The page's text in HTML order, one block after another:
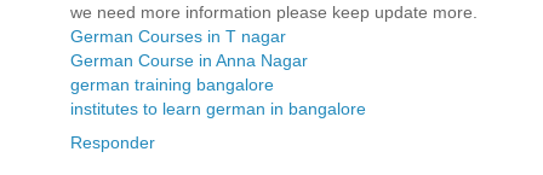
we need more information please keep update more.
German Courses in T nagar
German Course in Anna Nagar
german training bangalore
institutes to learn german in bangalore
Responder